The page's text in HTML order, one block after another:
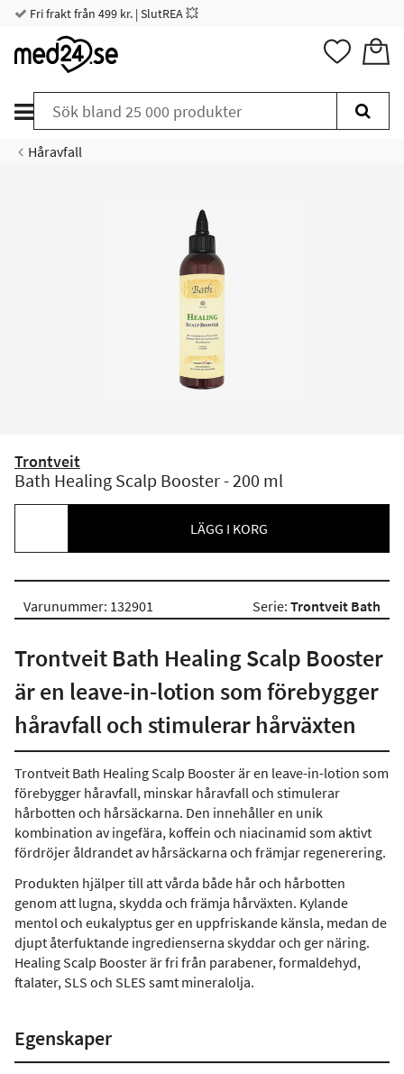
Fri frakt från 499 kr. | SlutREA 💥
Håravfall
Trontveit
Bath Healing Scalp Booster - 200 ml
LÄGG I KORG
Varunummer: 132901 Serie: Trontveit Bath
Trontveit Bath Healing Scalp Booster
är en leave-in-lotion som förebygger
håravfall och stimulerar hårväxten
Trontveit Bath Healing Scalp Booster är en leave-in-lotion som
förebygger håravfall, minskar håravfall och stimulerar
hårbotten och hårsäckarna. Den innehåller en unik
kombination av ingefära, koffein och niacinamid som aktivt
fördröjer åldrandet av hårsäckarna och främjar regenerering.
Produkten hjälper till att vårda både hår och hårbotten
genom att lugna, skydda och främja hårväxten. Kylande
mentol och eukalyptus ger en uppfriskande känsla, medan de
djupt återfuktande ingredienserna skyddar och ger näring.
Healing Scalp Booster är fri från parabener, formaldehyd,
ftalater, SLS och SLES samt mineralolja.
Egenskaper